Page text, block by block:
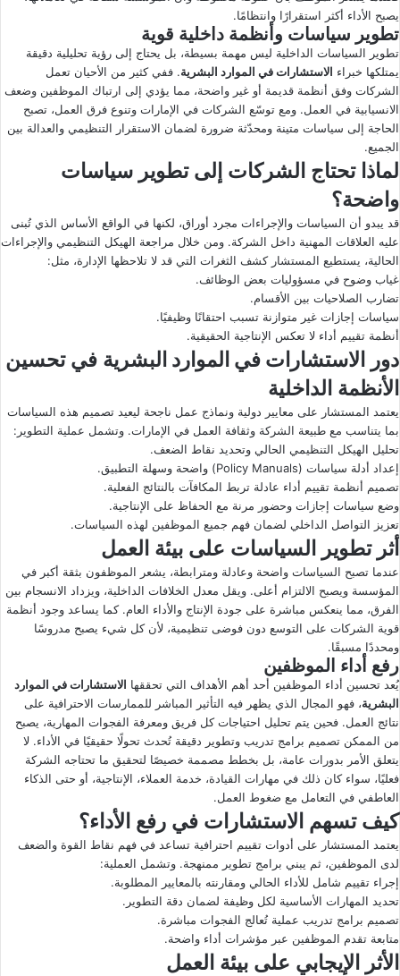
يصبح الأداء أكثر استقرارًا وانتظامًا.
تطوير سياسات وأنظمة داخلية قوية
تطوير السياسات الداخلية ليس مهمة بسيطة، بل يحتاج إلى رؤية تحليلية دقيقة
يمتلكها خبراء الاستشارات في الموارد البشرية. ففي كثير من الأحيان تعمل
الشركات وفق أنظمة قديمة أو غير واضحة، مما يؤدي إلى ارتباك الموظفين وضعف
الانسيابية في العمل. ومع توسّع الشركات في الإمارات وتنوع فرق العمل، تصبح
الحاجة إلى سياسات متينة ومحدّثة ضرورة لضمان الاستقرار التنظيمي والعدالة بين
الجميع.
لماذا تحتاج الشركات إلى تطوير سياسات
واضحة؟
قد يبدو أن السياسات والإجراءات مجرد أوراق، لكنها في الواقع الأساس الذي تُبنى
عليه العلاقات المهنية داخل الشركة. ومن خلال مراجعة الهيكل التنظيمي والإجراءات
الحالية، يستطيع المستشار كشف الثغرات التي قد لا تلاحظها الإدارة، مثل:
غياب وضوح في مسؤوليات بعض الوظائف.
تضارب الصلاحيات بين الأقسام.
سياسات إجازات غير متوازنة تسبب احتقانًا وظيفيًا.
أنظمة تقييم أداء لا تعكس الإنتاجية الحقيقية.
دور الاستشارات في الموارد البشرية في تحسين
الأنظمة الداخلية
يعتمد المستشار على معايير دولية ونماذج عمل ناجحة ليعيد تصميم هذه السياسات
بما يتناسب مع طبيعة الشركة وثقافة العمل في الإمارات. وتشمل عملية التطوير:
تحليل الهيكل التنظيمي الحالي وتحديد نقاط الضعف.
إعداد أدلة سياسات (Policy Manuals) واضحة وسهلة التطبيق.
تصميم أنظمة تقييم أداء عادلة تربط المكافآت بالنتائج الفعلية.
وضع سياسات إجازات وحضور مرنة مع الحفاظ على الإنتاجية.
تعزيز التواصل الداخلي لضمان فهم جميع الموظفين لهذه السياسات.
أثر تطوير السياسات على بيئة العمل
عندما تصبح السياسات واضحة وعادلة ومترابطة، يشعر الموظفون بثقة أكبر في
المؤسسة ويصبح الالتزام أعلى. ويقل معدل الخلافات الداخلية، ويزداد الانسجام بين
الفرق، مما ينعكس مباشرة على جودة الإنتاج والأداء العام. كما يساعد وجود أنظمة
قوية الشركات على التوسع دون فوضى تنظيمية، لأن كل شيء يصبح مدروسًا
ومحددًا مسبقًا.
رفع أداء الموظفين
يُعد تحسين أداء الموظفين أحد أهم الأهداف التي تحققها الاستشارات في الموارد
البشرية، فهو المجال الذي يظهر فيه التأثير المباشر للممارسات الاحترافية على
نتائج العمل. فحين يتم تحليل احتياجات كل فريق ومعرفة الفجوات المهارية، يصبح
من الممكن تصميم برامج تدريب وتطوير دقيقة تُحدث تحولًا حقيقيًا في الأداء. لا
يتعلق الأمر بدورات عامة، بل بخطط مصممة خصيصًا لتحقيق ما تحتاجه الشركة
فعليًا، سواء كان ذلك في مهارات القيادة، خدمة العملاء، الإنتاجية، أو حتى الذكاء
العاطفي في التعامل مع ضغوط العمل.
كيف تسهم الاستشارات في رفع الأداء؟
يعتمد المستشار على أدوات تقييم احترافية تساعد في فهم نقاط القوة والضعف
لدى الموظفين، ثم يبني برامج تطوير ممنهجة. وتشمل العملية:
إجراء تقييم شامل للأداء الحالي ومقارنته بالمعايير المطلوبة.
تحديد المهارات الأساسية لكل وظيفة لضمان دقة التطوير.
تصميم برامج تدريب عملية تُعالج الفجوات مباشرة.
متابعة تقدم الموظفين عبر مؤشرات أداء واضحة.
الأثر الإيجابي على بيئة العمل